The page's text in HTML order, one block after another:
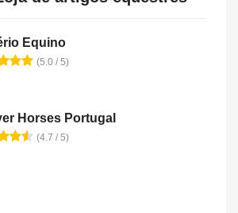
Equino
(5.0 / 5)
Horses Portugal
(4.7 / 5)